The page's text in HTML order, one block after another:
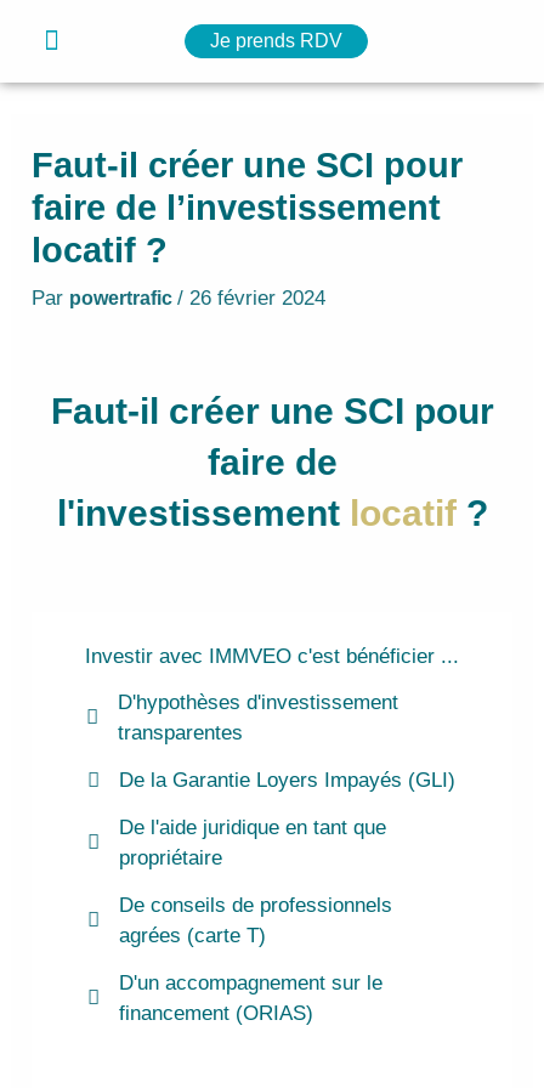
Menu Je prends RDV
Faut-il créer une SCI pour
faire de l’investissement
locatif ?
Par powertrafic/26 février 2024
Faut-il créer une SCI pour
faire de
l'investissement locatif ?
Investir avec IMMVEO c'est bénéficier ...
D'hypothèses d'investissement
transparentes
De la Garantie Loyers Impayés (GLI)
De l'aide juridique en tant que
propriétaire
De conseils de professionnels
agrées (carte T)
D'un accompagnement sur le
financement (ORIAS)